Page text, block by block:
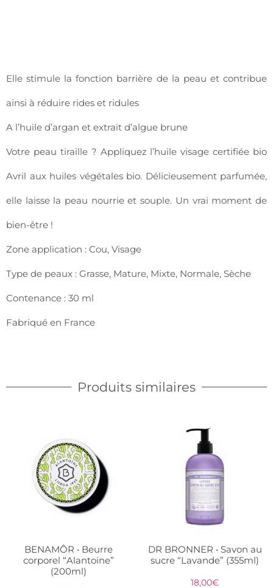
Elle stimule la fonction barrière de la peau et contribue
ainsi à réduire rides et ridules
A l’huile d’argan et extrait d’algue brune
Votre peau tiraille ? Appliquez l’huile visage certifiée bio
Avril aux huiles végétales bio. Délicieusement parfumée,
elle laisse la peau nourrie et souple. Un vrai moment de
bien-être !
Zone application : Cou, Visage
Type de peaux : Grasse, Mature, Mixte, Normale, Sèche
Contenance : 30 ml
Fabriqué en France
Produits similaires
BENAMÔR • Beurre
corporel “Alantoine”
(200ml)
DR BRONNER • Savon au
sucre “Lavande” (355ml)
18,00€